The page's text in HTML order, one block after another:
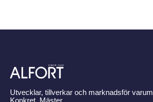
Utvecklar, tillverkar och marknadsför